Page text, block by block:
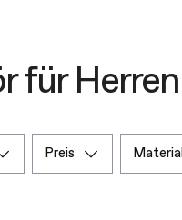
für Herren
preis